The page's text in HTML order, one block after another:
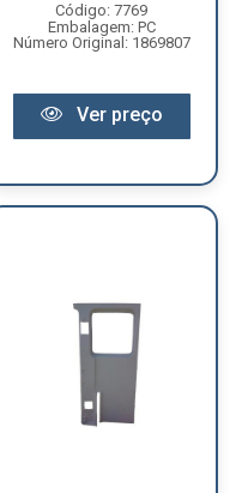
Código: 7769
Embalagem: PC
Número Original: 1869807
Ver preço